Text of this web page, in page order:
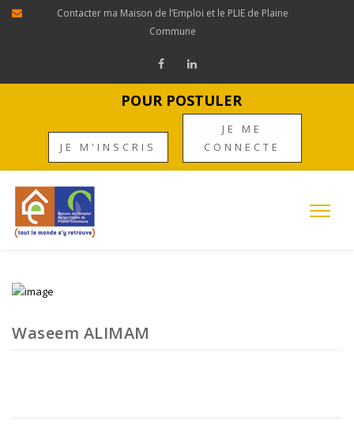
Contacter ma Maison de l’Emploi et le PLIE de Plaine
Commune
POUR POSTULER
JE M'INSCRIS
JE ME
CONNECTE
Waseem ALIMAM